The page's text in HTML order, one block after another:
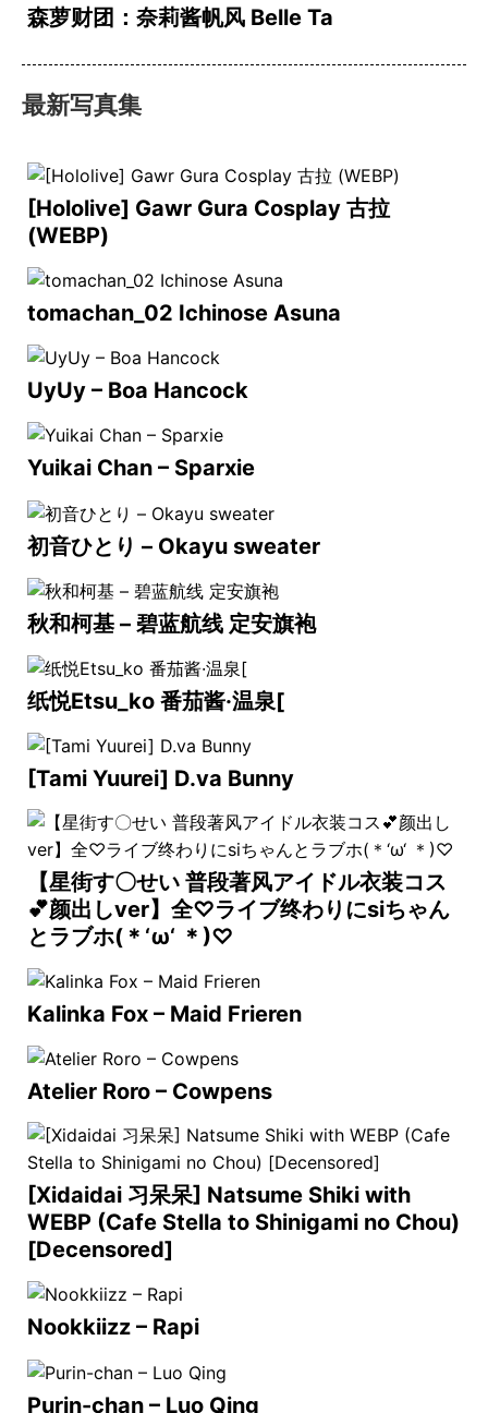
森萝财团：奈莉酱帆风 Belle Ta
最新写真集
[Hololive] Gawr Gura Cosplay 古拉
(WEBP)
tomachan_02 Ichinose Asuna
UyUy – Boa Hancock
Yuikai Chan – Sparxie
初音ひとり – Okayu sweater
秋和柯基 – 碧蓝航线 定安旗袍
纸悦Etsu_ko 番茄酱·温泉[
[Tami Yuurei] D.va Bunny
【星街す〇せい 普段著风アイドル衣装コス
💕颜出しver】全♡ライブ终わりにsiちゃん
とラブホ(＊‘ω‘ ＊)♡
Kalinka Fox – Maid Frieren
Atelier Roro – Cowpens
[Xidaidai 习呆呆] Natsume Shiki with
WEBP (Cafe Stella to Shinigami no Chou)
[Decensored]
Nookkiizz – Rapi
Purin-chan – Luo Qing